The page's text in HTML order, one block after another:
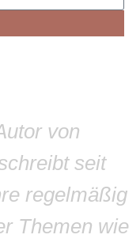
von
seit
regelmäßig
Themen wie